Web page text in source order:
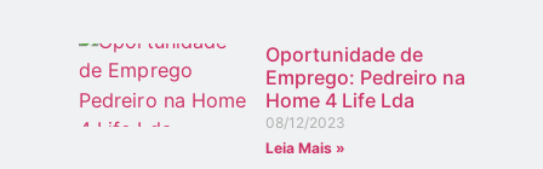
Oportunidade de
Emprego: Pedreiro na
Home 4 Life Lda
08/12/2023
Leia Mais »